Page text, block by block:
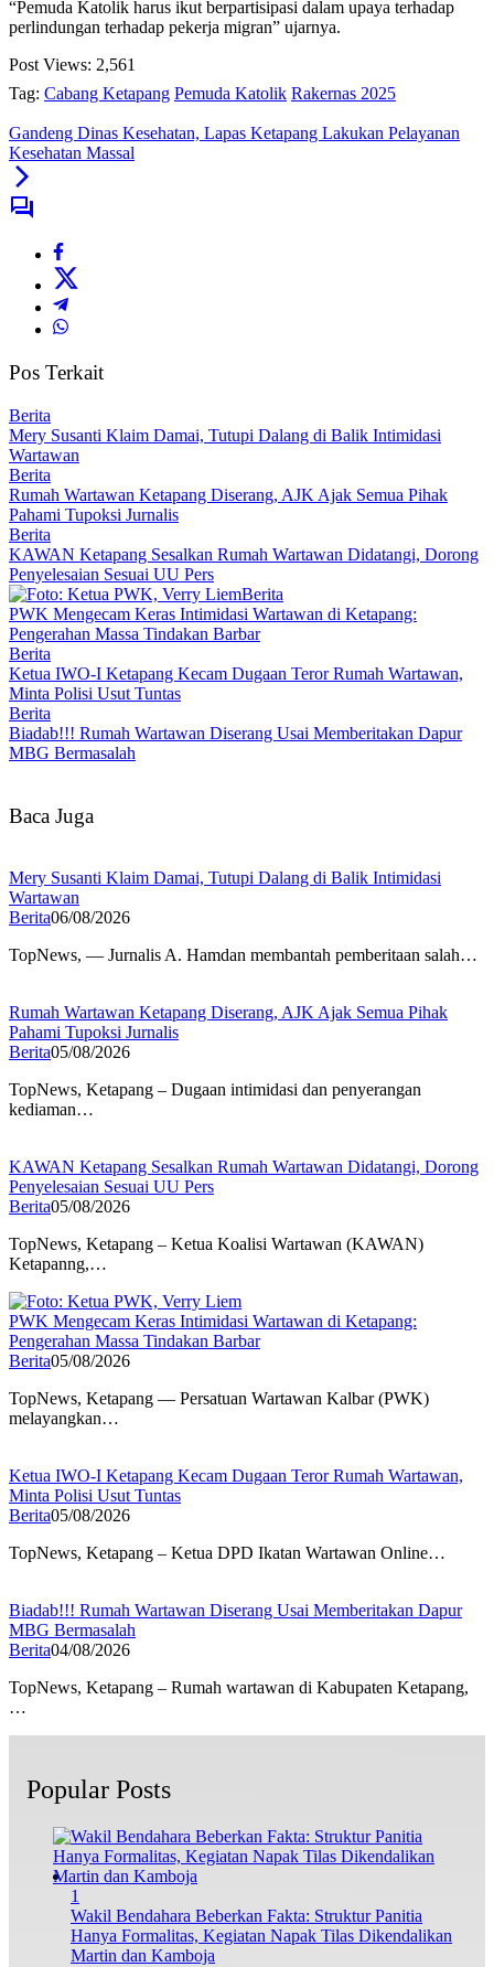
“Pemuda Katolik harus ikut berpartisipasi dalam upaya terhadap
perlindungan terhadap pekerja migran” ujarnya.
Post Views: 2,561
Tag: Cabang Ketapang Pemuda Katolik Rakernas 2025
Gandeng Dinas Kesehatan, Lapas Ketapang Lakukan Pelayanan
Kesehatan Massal
Pos Terkait
Berita
Mery Susanti Klaim Damai, Tutupi Dalang di Balik Intimidasi
Wartawan
Berita
Rumah Wartawan Ketapang Diserang, AJK Ajak Semua Pihak
Pahami Tupoksi Jurnalis
Berita
KAWAN Ketapang Sesalkan Rumah Wartawan Didatangi, Dorong
Penyelesaian Sesuai UU Pers
Berita
PWK Mengecam Keras Intimidasi Wartawan di Ketapang:
Pengerahan Massa Tindakan Barbar
Berita
Ketua IWO-I Ketapang Kecam Dugaan Teror Rumah Wartawan,
Minta Polisi Usut Tuntas
Berita
Biadab!!! Rumah Wartawan Diserang Usai Memberitakan Dapur
MBG Bermasalah
Baca Juga
Mery Susanti Klaim Damai, Tutupi Dalang di Balik Intimidasi
Wartawan
Berita06/08/2026
TopNews, — Jurnalis A. Hamdan membantah pemberitaan salah…
Rumah Wartawan Ketapang Diserang, AJK Ajak Semua Pihak
Pahami Tupoksi Jurnalis
Berita05/08/2026
TopNews, Ketapang – Dugaan intimidasi dan penyerangan
kediaman…
KAWAN Ketapang Sesalkan Rumah Wartawan Didatangi, Dorong
Penyelesaian Sesuai UU Pers
Berita05/08/2026
TopNews, Ketapang – Ketua Koalisi Wartawan (KAWAN)
Ketapanng,…
PWK Mengecam Keras Intimidasi Wartawan di Ketapang:
Pengerahan Massa Tindakan Barbar
Berita05/08/2026
TopNews, Ketapang — Persatuan Wartawan Kalbar (PWK)
melayangkan…
Ketua IWO-I Ketapang Kecam Dugaan Teror Rumah Wartawan,
Minta Polisi Usut Tuntas
Berita05/08/2026
TopNews, Ketapang – Ketua DPD Ikatan Wartawan Online…
Biadab!!! Rumah Wartawan Diserang Usai Memberitakan Dapur
MBG Bermasalah
Berita04/08/2026
TopNews, Ketapang – Rumah wartawan di Kabupaten Ketapang,
…
Popular Posts
1
Wakil Bendahara Beberkan Fakta: Struktur Panitia
Hanya Formalitas, Kegiatan Napak Tilas Dikendalikan
Martin dan Kamboja